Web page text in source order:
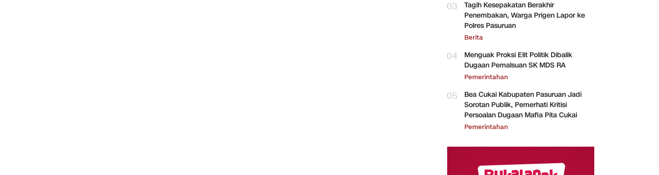
03
Tagih Kesepakatan Berakhir
Penembakan, Warga Prigen Lapor ke
Polres Pasuruan
Berita
04
Menguak Proksi Elit Politik Dibalik
Dugaan Pemalsuan SK MDS RA
Pemerintahan
05
Bea Cukai Kabupaten Pasuruan Jadi
Sorotan Publik, Pemerhati Kritisi
Persoalan Dugaan Mafia Pita Cukai
Pemerintahan